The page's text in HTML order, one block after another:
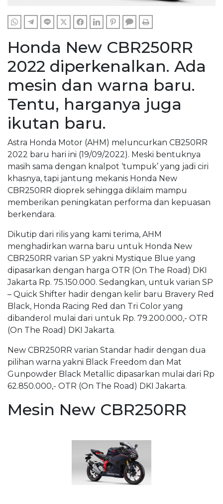
WHATSAPPTELEGRAM
LINE TWITTERFACEBOOKLINKEDINPINTERESTCOMMENTS
Honda New CBR250RR
2022 diperkenalkan. Ada
mesin dan warna baru.
Tentu, harganya juga
ikutan baru.
Astra Honda Motor (AHM) meluncurkan CB250RR
2022 baru hari ini (19/09/2022). Meski bentuknya
masih sama dengan knalpot ‘tumpuk’ yang jadi ciri
khasnya, tapi jantung mekanis Honda New
CBR250RR dioprek sehingga diklaim mampu
memberikan peningkatan performa dan kepuasan
berkendara.
Dikutip dari rilis yang kami terima, AHM
menghadirkan warna baru untuk Honda New
CBR250RR varian SP yakni Mystique Blue yang
dipasarkan dengan harga OTR (On The Road) DKI
Jakarta Rp. 75.150.000. Sedangkan, untuk varian SP
– Quick Shifter hadir dengan kelir baru Bravery Red
Black, Honda Racing Red dan Tri Color yang
dibanderol mulai dari untuk Rp. 79.200.000,- OTR
(On The Road) DKI Jakarta.
New CBR250RR varian Standar hadir dengan dua
pilihan warna yakni Black Freedom dan Mat
Gunpowder Black Metallic dipasarkan mulai dari Rp
62.850.000,- OTR (On The Road) DKI Jakarta.
Mesin New CBR250RR